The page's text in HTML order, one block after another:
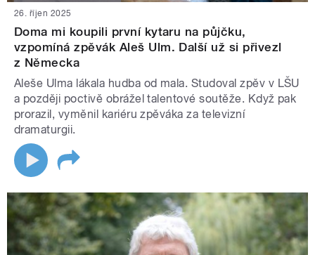
26. říjen 2025
Doma mi koupili první kytaru na půjčku,
vzpomíná zpěvák Aleš Ulm. Další už si přivezl
z Německa
Aleše Ulma lákala hudba od mala. Studoval zpěv v LŠU
a později poctivě obrážel talentové soutěže. Když pak
prorazil, vyměnil kariéru zpěváka za televizní
dramaturgii.